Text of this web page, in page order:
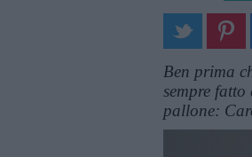
Ben prima
sempre
pallone: